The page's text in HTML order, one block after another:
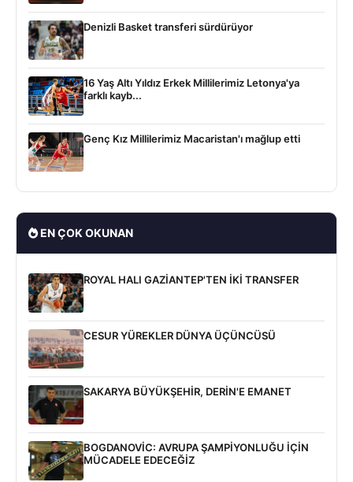
Denizli Basket transferi sürdürüyor
16 Yaş Altı Yıldız Erkek Millilerimiz Letonya'ya
farklı kayb...
Genç Kız Millilerimiz Macaristan'ı mağlup etti
EN ÇOK OKUNAN
ROYAL HALI GAZİANTEP'TEN İKİ TRANSFER
CESUR YÜREKLER DÜNYA ÜÇÜNCÜSÜ
SAKARYA BÜYÜKŞEHİR, DERİN'E EMANET
BOGDANOVİC: AVRUPA ŞAMPİYONLUĞU İÇİN
MÜCADELE EDECEĞİZ